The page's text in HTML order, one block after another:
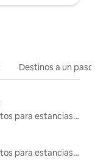
Destinos a un
Alojamientos para estancias largas
Alojamientos para estancias largas